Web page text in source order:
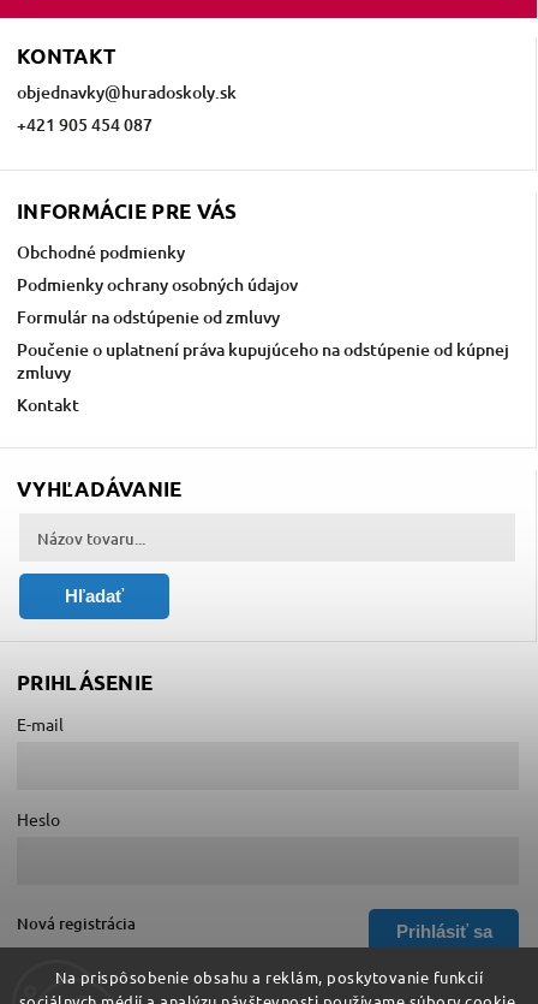
Na prispôsobenie obsahu a reklám, poskytovanie funkcií
KONTAKT
objednavky@huradoskoly.sk
+421 905 454 087
INFORMÁCIE PRE VÁS
Obchodné podmienky
Podmienky ochrany osobných údajov
Formulár na odstúpenie od zmluvy
Poučenie o uplatnení práva kupujúceho na odstúpenie od kúpnej
zmluvy
Kontakt
VYHĽADÁVANIE
Hľadať
PRIHLÁSENIE
E-mail
Heslo
Prihlásiť sa
Nová registrácia
Zabudnuté heslo